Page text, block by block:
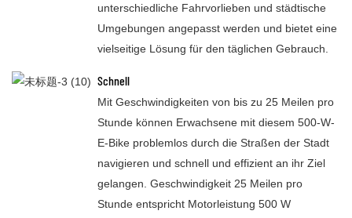
unterschiedliche Fahrvorlieben und städtische
Umgebungen angepasst werden und bietet eine
vielseitige Lösung für den täglichen Gebrauch.
Schnell
Mit Geschwindigkeiten von bis zu 25 Meilen pro
Stunde können Erwachsene mit diesem 500-W-
E-Bike problemlos durch die Straßen der Stadt
navigieren und schnell und effizient an ihr Ziel
gelangen. Geschwindigkeit 25 Meilen pro
Stunde entspricht Motorleistung 500 W